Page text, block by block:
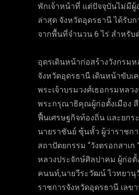
พักเจ้าหน้าที่ แต่ปัจจุบันไม่มีผู้
ล่าสุด จังหวัดอุดรธานี ได้รับ
จากพื้นที่จำนวน 6 ไร่ สำหรับ
อุดรเดินหน้าก่อสร้างวังกรม
จังหวัดอุดรธานี เดินหน้าขับ
พระเจ้าบรมวงศ์เธอกรมหล
พระกรุณาธิคุณผู้ก่อตั้งเมือง
ฟื้นเศรษฐกิจท้องถิ่น และยก
นายราชันย์ ซุ้นหั้ว ผู้ว่าราชก
สถาปัตยกรรม “วังตรอกสาเ
หลวงประจักษ์ศิลปาคม ผู้ก่อตั้
คนนท์,นายวีระวัฒน์ ไวทยานุ
ราชการจังหวัดอุดรธานี เล